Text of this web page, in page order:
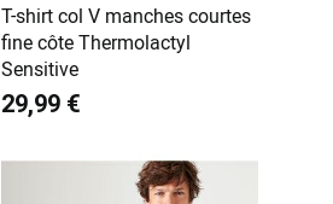
T-shirt col V manches courtes
fine côte Thermolactyl
Sensitive
29,99 €